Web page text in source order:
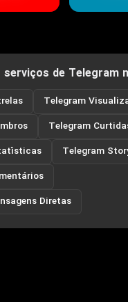
serviços de Telegram
Telegram
Telegram
Telegram
Diretas